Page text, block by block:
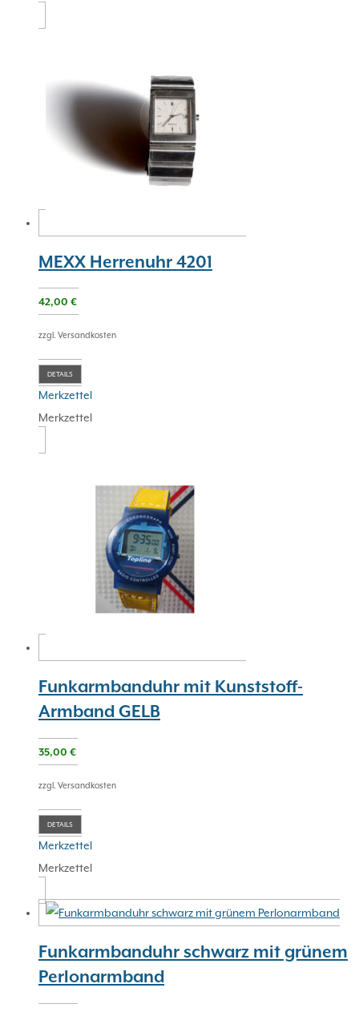
MEXX Herrenuhr 4201
42,00 €
zzgl. Versandkosten
DETAILS
Merkzettel
Merkzettel
Funkarmbanduhr mit Kunststoff-
Armband GELB
35,00 €
zzgl. Versandkosten
DETAILS
Merkzettel
Merkzettel
Funkarmbanduhr schwarz mit grünem
Perlonarmband